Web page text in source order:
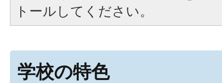
トールしてください。
学校の特色